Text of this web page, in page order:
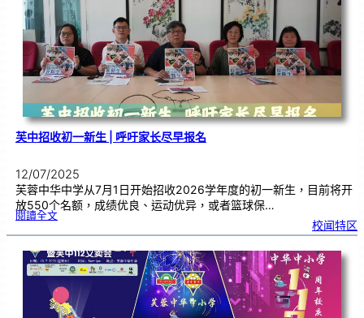
爱
流动水
力
全
开
芙中招收初一新生 | 呼吁家长尽早报名
12/07/2025
芙蓉中华中学从7月1日开始招收2026学年度的初一新生，目前将开
放550个名额，成绩优良、运动优异，或者篮球保…
閱讀全文:芙
收
一
新
生
|呼
吁
长
尽
早
报
名
校闻特区